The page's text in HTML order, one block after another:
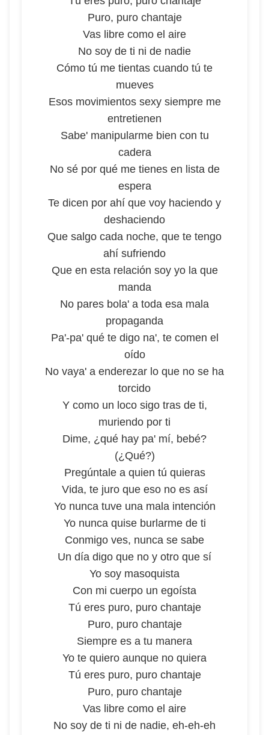
Puro, puro chantaje
Vas libre como el aire
No soy de ti ni de nadie
Cómo tú me tientas cuando tú te
mueves
Esos movimientos sexy siempre me
entretienen
Sabe' manipularme bien con tu
cadera
No sé por qué me tienes en lista de
espera
Te dicen por ahí que voy haciendo y
deshaciendo
Que salgo cada noche, que te tengo
ahí sufriendo
Que en esta relación soy yo la que
manda
No pares bola' a toda esa mala
propaganda
Pa'-pa' qué te digo na', te comen el
oído
No vaya' a enderezar lo que no se ha
torcido
Y como un loco sigo tras de ti,
muriendo por ti
Dime, ¿qué hay pa' mí, bebé?
(¿Qué?)
Pregúntale a quien tú quieras
Vida, te juro que eso no es así
Yo nunca tuve una mala intención
Yo nunca quise burlarme de ti
Conmigo ves, nunca se sabe
Un día digo que no y otro que sí
Yo soy masoquista
Con mi cuerpo un egoísta
Tú eres puro, puro chantaje
Puro, puro chantaje
Siempre es a tu manera
Yo te quiero aunque no quiera
Tú eres puro, puro chantaje
Puro, puro chantaje
Vas libre como el aire
No soy de ti ni de nadie, eh-eh-eh